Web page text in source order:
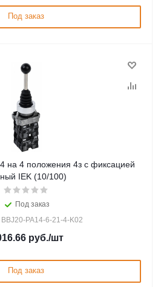
Под заказ
на 4 положения 4з с фиксацией
IEK (10/100)
Под заказ
BBJ20-PA14-6-21-4-K02
руб./шт
Под заказ